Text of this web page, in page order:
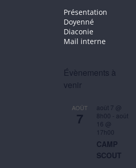
Présentation
Doyenné
Diaconie
Mail interne
Évènements à
venir
AOÛT
7
août 7 @
8h00 - août
16 @
17h00
CAMP
SCOUT